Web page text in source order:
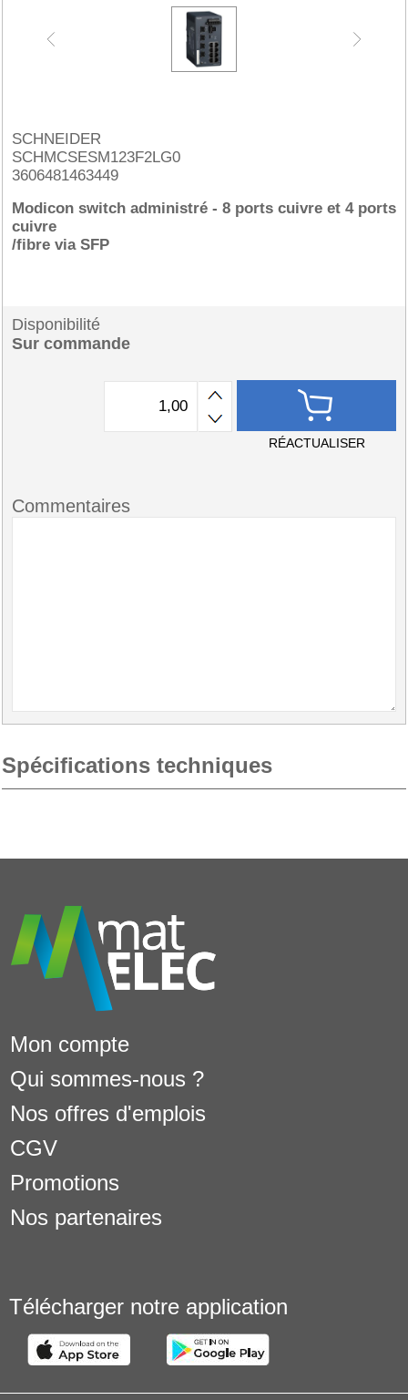
SCHNEIDER
SCHMCSESM123F2LG0
3606481463449
Modicon switch administré - 8 ports cuivre et 4 ports
cuivre
/fibre via SFP
Disponibilité
Sur commande
RÉACTUALISER
Commentaires
Spécifications techniques
Mon compte
Qui sommes-nous ?
Nos offres d'emplois
CGV
Promotions
Nos partenaires
Télécharger notre application